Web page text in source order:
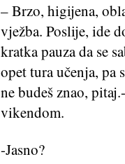
– Brzo, higijena,
vježba. Poslije, ide
kratka pauza da se
opet tura učenja, pa
ne budeš znao,
vikendom.
-Jasno?